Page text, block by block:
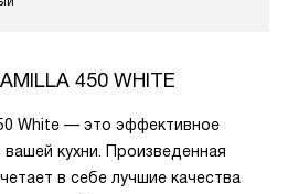
450 WHITE
White — это эффективное
кухни. Произведенная
в себе лучшие качества